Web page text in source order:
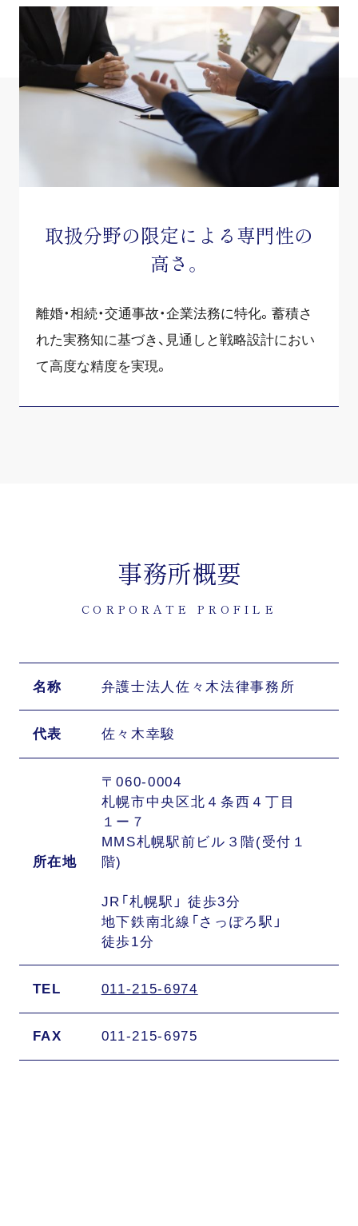
取扱分野の限定による専門性の
高さ。
離婚・相続・交通事故・企業法務に特化。蓄積さ
れた実務知に基づき、見通しと戦略設計におい
て高度な精度を実現。
事務所概要
CORPORATE PROFILE
名称 弁護士法人佐々木法律事務所
代表 佐々木幸駿
所在地
〒060-0004
札幌市中央区北４条西４丁目
１ー７
MMS札幌駅前ビル３階(受付１
階)
JR「札幌駅」 徒歩3分
地下鉄南北線「さっぽろ駅」
徒歩1分
TEL 011-215-6974
FAX 011-215-6975